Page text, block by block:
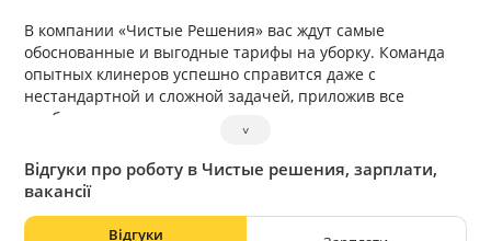
В компании «Чистые Решения» вас ждут самые
обоснованные и выгодные тарифы на уборку. Команда
опытных клинеров успешно справится даже с
нестандартной и сложной задачей, приложив все
необходимые для этого усилия.
˅
Відгуки про роботу в Чистые решения, зарплати,
вакансії
Відгуки